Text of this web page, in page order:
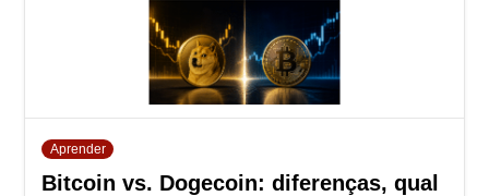
Aprender
Bitcoin vs. Dogecoin: diferenças, qual